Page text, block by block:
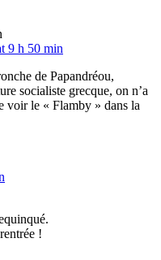
9 h 50 min
de Papandréou,
socialiste grecque, on n’a
voir le « Flamby » dans la
!